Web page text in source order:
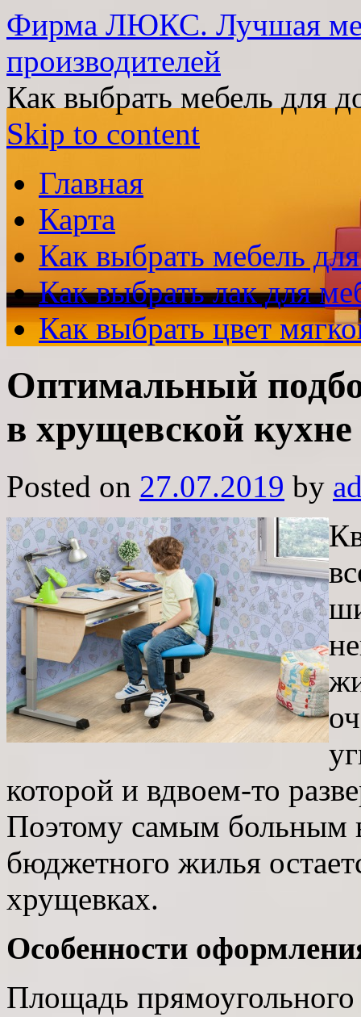
Фирма ЛЮКС. Лучшая
производителей
Как выбрать мебель для
Skip to content
Главная
Карта
Как выбрать мебель
Как выбрать лак для
Как выбрать цвет
Оптимальный
в хрущевской кухне
Posted on 27.07.2019 by
которой и вдвоем-то
Поэтому самым больным
бюджетного жилья
хрущевках.
Особенности
Площадь